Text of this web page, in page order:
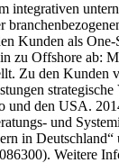
integrativen
Kunden als One-
zu Offshore ab:
Zu den Kunden
und den USA.
und
in
Weitere